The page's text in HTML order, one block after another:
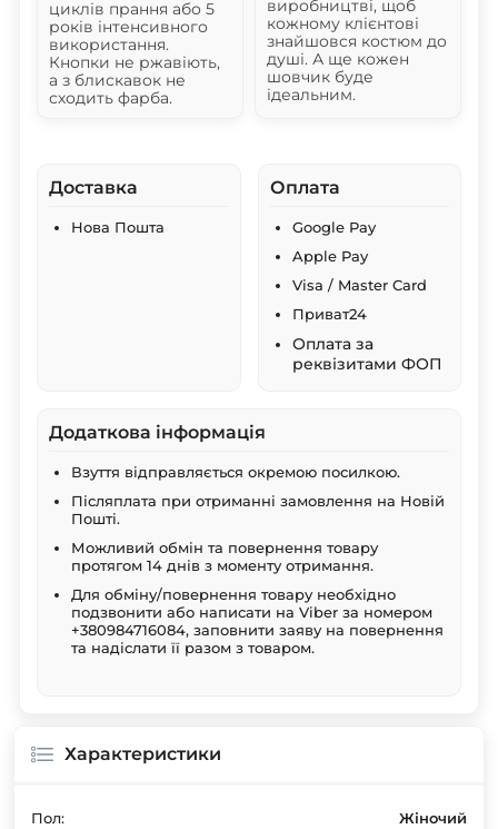
циклів прання або 5
років інтенсивного
використання.
Кнопки не ржавіють,
а з блискавок не
сходить фарба.
виробництві, щоб
кожному клієнтові
знайшовся костюм до
душі. А ще кожен
шовчик буде
ідеальним.
Доставка
Нова Пошта
Оплата
Google Pay
Apple Pay
Visa / Master Card
Приват24
Оплата за
реквізитами ФОП
Додаткова інформація
Взуття відправляється окремою посилкою.
Післяплата при отриманні замовлення на Новій
Пошті.
Можливий обмін та повернення товару
протягом 14 днів з моменту отримання.
Для обміну/повернення товару необхідно
подзвонити або написати на Viber за номером
+380984716084, заповнити заяву на повернення
та надіслати її разом з товаром.
Характеристики
Пол: Жіночий